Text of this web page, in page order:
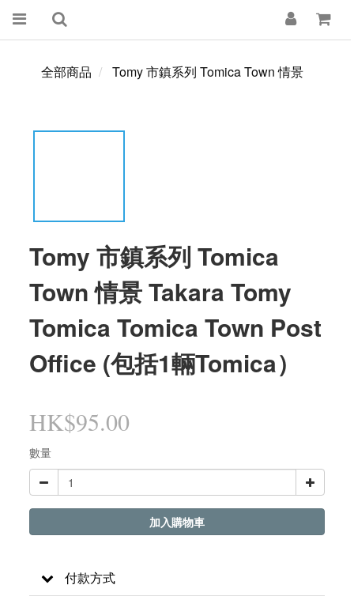
全部商品 Tomy 市鎮系列 Tomica Town 情景
Tomy 市鎮系列 Tomica
Town 情景 Takara Tomy
Tomica Tomica Town Post
Office (包括1輛Tomica）
HK$95.00
數量
加入購物車
付款方式